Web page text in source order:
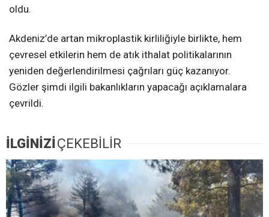
oldu.
Akdeniz’de artan mikroplastik kirliliğiyle birlikte, hem
çevresel etkilerin hem de atık ithalat politikalarının
yeniden değerlendirilmesi çağrıları güç kazanıyor.
Gözler şimdi ilgili bakanlıkların yapacağı açıklamalara
çevrildi.
İLGİNİZİÇEKEBİLİR